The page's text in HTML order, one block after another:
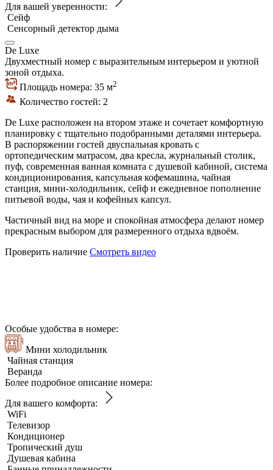
Для вашей уверенности:
Сейф
Сенсорный детектор дыма
De Luxe
Двухместный номер с выразительным интерьером и уютной
зоной отдыха.
Площадь номера: 35 м2
Количество гостей: 2
De Luxe расположен на втором этаже и сочетает комфортную
планировку с тщательно подобранными деталями интерьера.
В распоряжении гостей двуспальная кровать с
ортопедическим матрасом, два кресла, журнальный столик,
пуф, современная ванная комната с душевой кабиной, система
кондиционирования, капсульная кофемашина, чайная
станция, мини-холодильник, сейф и ежедневное пополнение
питьевой воды, чая и кофейных капсул.
Частичный вид на море и спокойная атмосфера делают номер
прекрасным выбором для размеренного отдыха вдвоём.
Проверить наличие Смотреть видео
Особые удобства в номере:
Мини холодильник
Чайная станция
Веранда
Более подробное описание номера:
Для вашего комфорта:
WiFi
Телевизор
Кондиционер
Тропический душ
Душевая кабина